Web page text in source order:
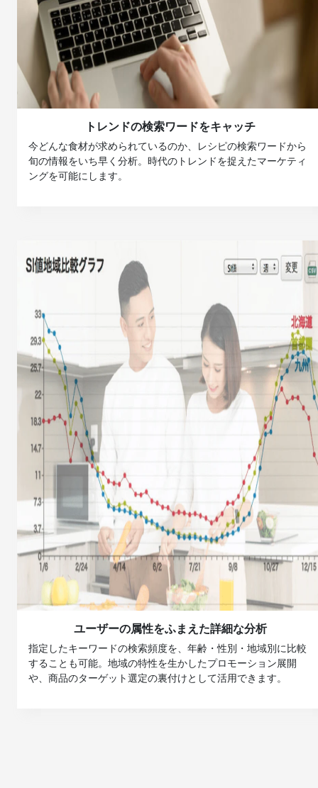
トレンドの検索ワードをキャッチ
今どんな食材が求められているのか、レシピの検索ワードから
旬の情報をいち早く分析。時代のトレンドを捉えたマーケティ
ングを可能にします。
ユーザーの属性をふまえた詳細な分析
指定したキーワードの検索頻度を、年齢・性別・地域別に比較
することも可能。地域の特性を生かしたプロモーション展開
や、商品のターゲット選定の裏付けとして活用できます。